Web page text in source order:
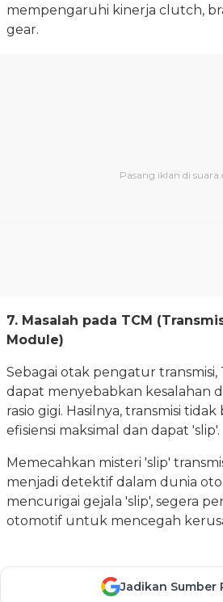
mempengaruhi kinerja clutch,
gear.
7. Masalah pada TCM
Module)
Sebagai otak pengatur transmisi,
dapat menyebabkan kesalahan
rasio gigi. Hasilnya, transmisi
efisiensi maksimal dan dapat 'slip'.
Memecahkan misteri 'slip'
menjadi detektif dalam dunia
mencurigai gejala 'slip', segera
otomotif untuk mencegah
Jadikan Sumber